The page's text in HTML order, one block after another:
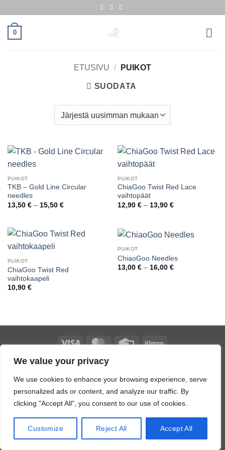
We value your privacy
We use cookies to enhance your browsing experience, serve
personalized ads or content, and analyze our traffic. By
clicking "Accept All", you consent to our use of cookies.
Customize Reject All Accept All
content
0
ETUSIVU / PUIKOT
SUODATA
PUIKOT
TKB – Gold Line Circular
needles
13,50 € – 15,50 €Hintaluokka:
PUIKOT
ChiaGoo Twist Red Lace
vaihtopäät
12,90 € – 13,90 €Hintaluokka:
PUIKOT
ChiaGoo Twist Red
vaihtokaapeli
10,90 €
PUIKOT
ChiaoGoo Needles
13,00 € – 16,00 €Hintaluokka:
Visa MasterCardCredit
Copyright 2026 ©